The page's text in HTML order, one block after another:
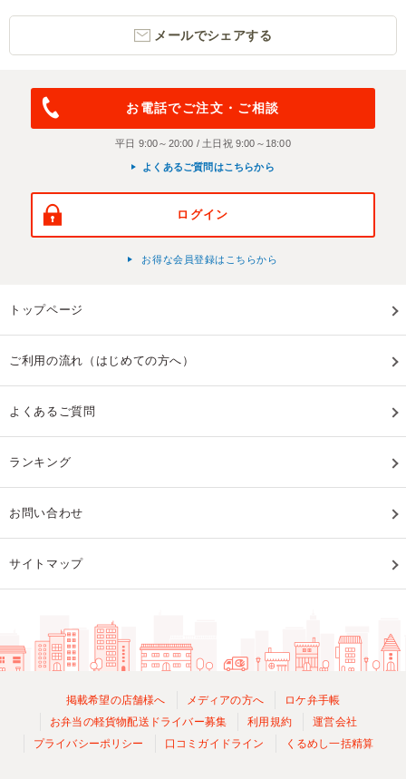
メールでシェアする
お電話でご注文・ご相談
平日 9:00～20:00 / 土日祝 9:00～18:00
よくあるご質問はこちらから
ログイン
お得な会員登録はこちらから
トップページ
ご利用の流れ（はじめての方へ）
よくあるご質問
ランキング
お問い合わせ
サイトマップ
掲載希望の店舗様へ メディアの方へ
ロケ弁手帳
お弁当の軽貨物配送ドライバー募集
利用規約
運営会社
プライバシーポリシー
口コミガイドライン くるめし一括精算